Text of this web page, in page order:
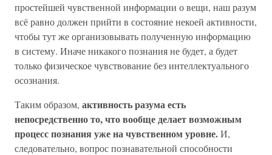
простейшей чувственной информации о вещи, наш разум
всё равно должен прийти в состояние некоей активности,
чтобы тут же организовывать полученную информацию
в систему. Иначе никакого познания не будет, а будет
только физическое чувствование без интеллектуального
осознания.
Таким образом, активность разума есть
непосредственно то, что вообще делает возможным
процесс познания уже на чувственном уровне.И,
следовательно, вопрос познавательной способности